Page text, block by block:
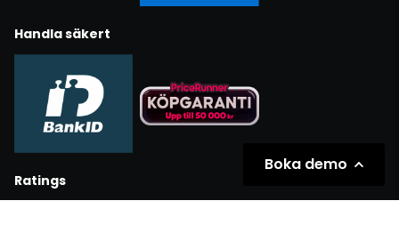
Handla säkert
Ratings
Boka demo